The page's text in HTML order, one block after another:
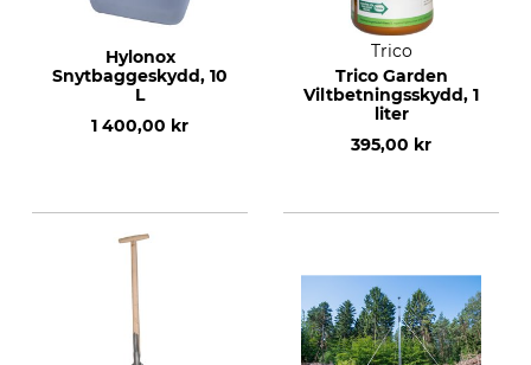
Hylonox
Snytbaggeskydd, 10
L
1 400,00 kr
Trico
Trico Garden
Viltbetningsskydd, 1
liter
395,00 kr